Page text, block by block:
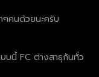
คนด้วยนะครับ
บนี้ FC ต่างสาธุกันทั่ว